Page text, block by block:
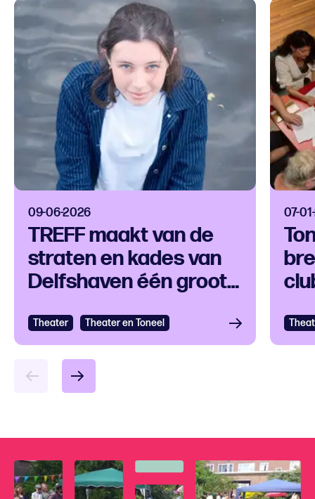
09-06-2026
TREFF maakt van de
straten en kades van
Delfshaven één groot
Theater Theater en Toneel
07-